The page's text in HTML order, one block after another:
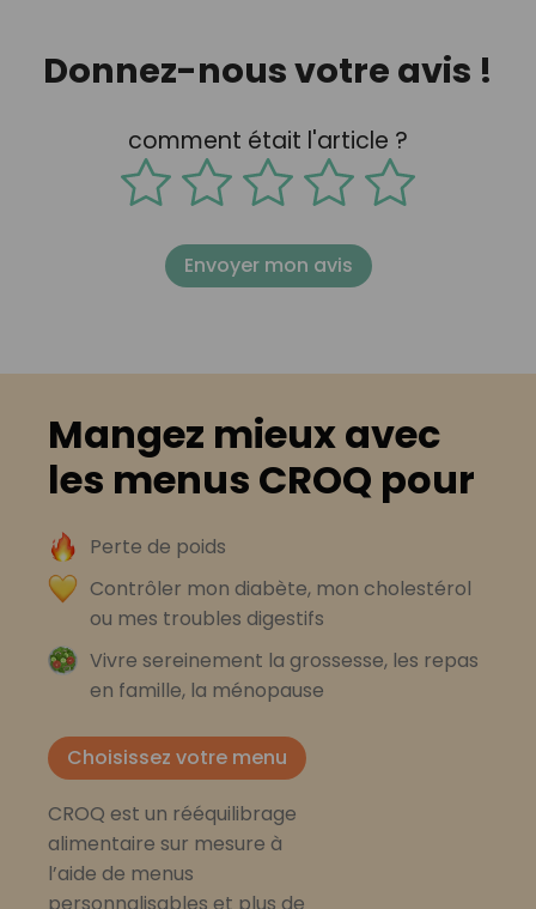
Donnez-nous votre avis !
comment était l'article ?
Envoyer mon avis
Mangez mieux avec
les menus CROQ pour
Perte de poids
Contrôler mon diabète, mon cholestérol
ou mes troubles digestifs
Vivre sereinement la grossesse, les repas
en famille, la ménopause
Choisissez votre menu
CROQ est un rééquilibrage
alimentaire sur mesure à
l’aide de menus